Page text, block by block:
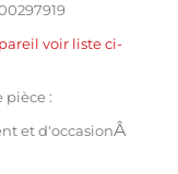
voir liste ci-
pièce :
et d'occasionÂ